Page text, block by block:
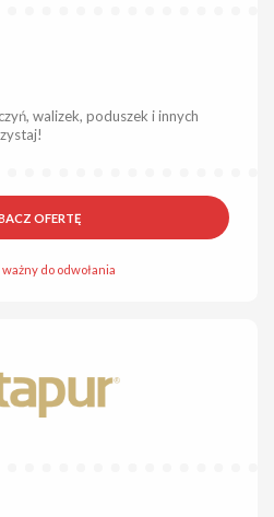
walizek, poduszek i innych
OFERTĘ
ważny do odwołania